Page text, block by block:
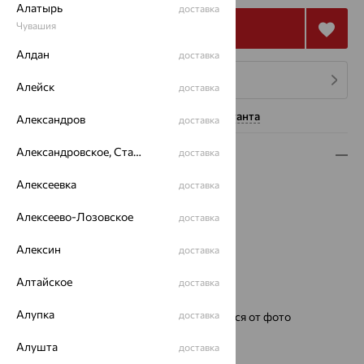
Нужна помощь консультанта
Описание
Металл:Серебро
Страна происхождения:
РОССИЯ
Модель:1308
Ремешок:
Цвет и фактура могут отличаться от фото
Механизм:
Алатырь
Чувашия
доставка
Алдан доставка
Алейск доставка
Александров доставка
Александровское, Ставропольский край доставка
Алексеевка доставка
Алексеево-Лозовское доставка
Алексин доставка
Алтайское доставка
Алупка доставка
Алушта доставка